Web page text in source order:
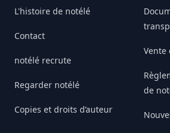
L'histoire de notélé
Contact
notélé recrute
Regarder notélé
Copies et droits d’auteur
Vente
de